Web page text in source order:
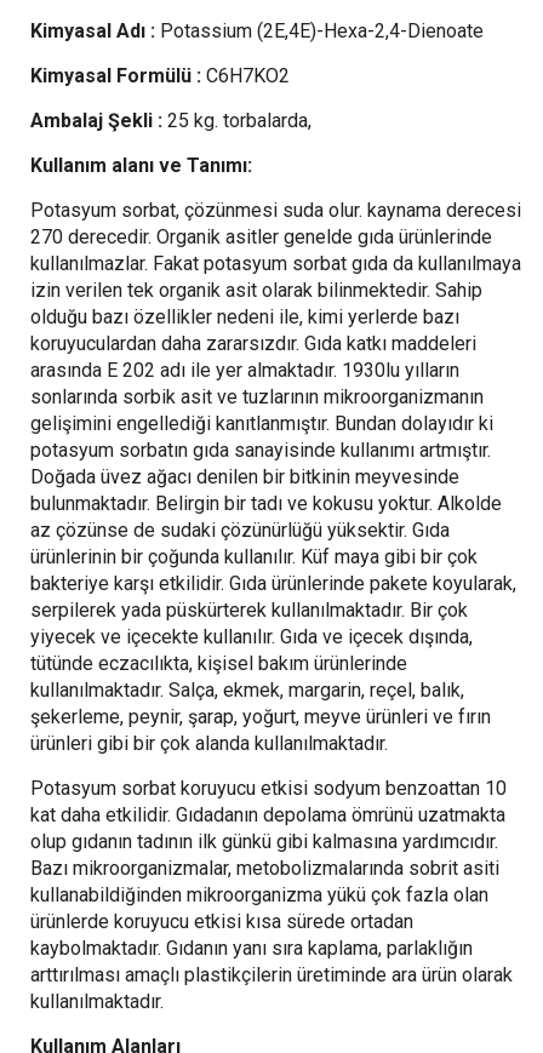
Kimyasal Adı : Potassium (2E,4E)-Hexa-2,4-Dienoate
Kimyasal Formülü : C6H7KO2
Ambalaj Şekli : 25 kg. torbalarda,
Kullanım alanı ve Tanımı:
Potasyum sorbat, çözünmesi suda olur. kaynama derecesi
270 derecedir. Organik asitler genelde gıda ürünlerinde
kullanılmazlar. Fakat potasyum sorbat gıda da kullanılmaya
izin verilen tek organik asit olarak bilinmektedir. Sahip
olduğu bazı özellikler nedeni ile, kimi yerlerde bazı
koruyuculardan daha zararsızdır. Gıda katkı maddeleri
arasında E 202 adı ile yer almaktadır. 1930lu yılların
sonlarında sorbik asit ve tuzlarının mikroorganizmanın
gelişimini engellediği kanıtlanmıştır. Bundan dolayıdır ki
potasyum sorbatın gıda sanayisinde kullanımı artmıştır.
Doğada üvez ağacı denilen bir bitkinin meyvesinde
bulunmaktadır. Belirgin bir tadı ve kokusu yoktur. Alkolde
az çözünse de sudaki çözünürlüğü yüksektir. Gıda
ürünlerinin bir çoğunda kullanılır. Küf maya gibi bir çok
bakteriye karşı etkilidir. Gıda ürünlerinde pakete koyularak,
serpilerek yada püskürterek kullanılmaktadır. Bir çok
yiyecek ve içecekte kullanılır. Gıda ve içecek dışında,
tütünde eczacılıkta, kişisel bakım ürünlerinde
kullanılmaktadır. Salça, ekmek, margarin, reçel, balık,
şekerleme, peynir, şarap, yoğurt, meyve ürünleri ve fırın
ürünleri gibi bir çok alanda kullanılmaktadır.
Potasyum sorbat koruyucu etkisi sodyum benzoattan 10
kat daha etkilidir. Gıdadanın depolama ömrünü uzatmakta
olup gıdanın tadının ilk günkü gibi kalmasına yardımcıdır.
Bazı mikroorganizmalar, metobolizmalarında sobrit asiti
kullanabildiğinden mikroorganizma yükü çok fazla olan
ürünlerde koruyucu etkisi kısa sürede ortadan
kaybolmaktadır. Gıdanın yanı sıra kaplama, parlaklığın
arttırılması amaçlı plastikçilerin üretiminde ara ürün olarak
kullanılmaktadır.
Kullanım Alanları